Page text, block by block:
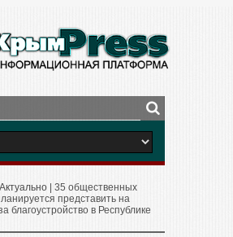
Актуально
35 общественных
представить на
благоустройство в Республике